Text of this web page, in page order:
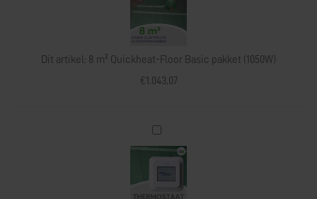
Floor
Basic
(1050W)
Dit artikel: 8 m² Quickheat-Floor Basic pakket (1050W)
€1.043,07
Quickheat
digitale
klokthermostaat